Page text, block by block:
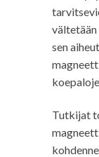
sen
Tutkijat